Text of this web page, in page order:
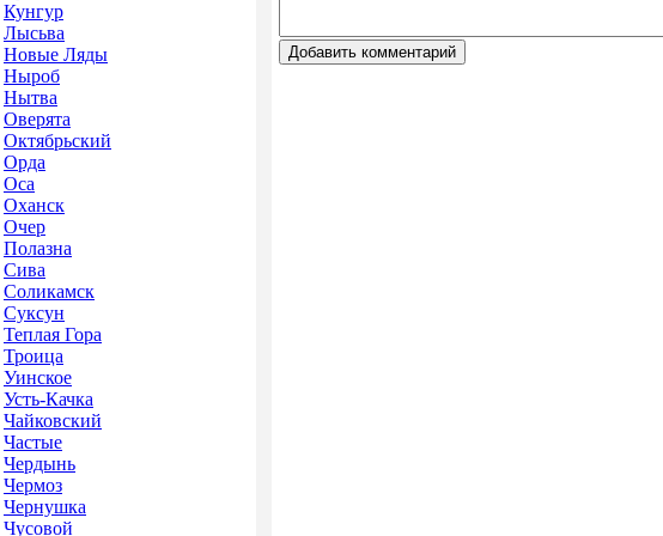
Кунгур
Лысьва
Новые Ляды
Ныроб
Нытва
Оверята
Октябрьский
Орда
Оса
Оханск
Очер
Полазна
Сива
Соликамск
Суксун
Теплая Гора
Троица
Уинское
Усть-Качка
Чайковский
Частые
Чердынь
Чермоз
Чернушка
Чусовой